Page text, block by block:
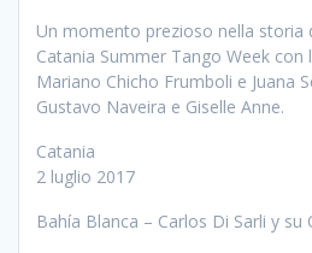
Un momento prezioso nella storia
Catania Summer Tango Week con
Mariano Chicho Frumboli e Juana
Gustavo Naveira e Giselle Anne.
Catania
2 luglio 2017
Bahía Blanca – Carlos Di Sarli y su